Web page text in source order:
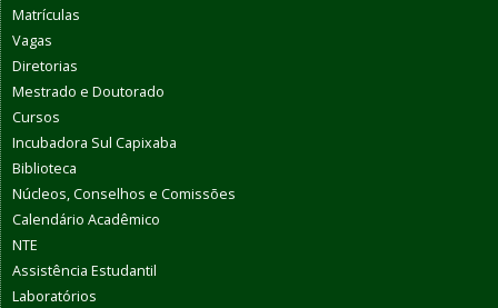
Matrículas
Vagas
Diretorias
Mestrado e Doutorado
Cursos
Incubadora Sul Capixaba
Biblioteca
Núcleos, Conselhos e Comissões
Calendário Acadêmico
NTE
Assistência Estudantil
Laboratórios